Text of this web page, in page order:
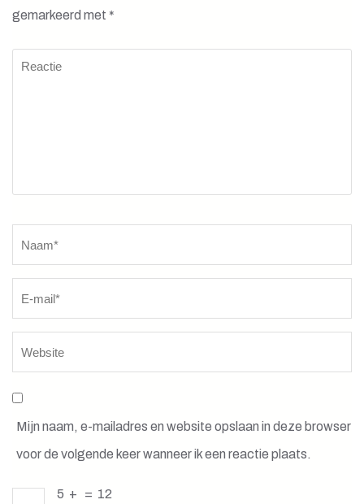
gemarkeerd met *
Reactie
Mijn naam, e-mailadres en website opslaan in deze browser
voor de volgende keer wanneer ik een reactie plaats.
5 + = 12